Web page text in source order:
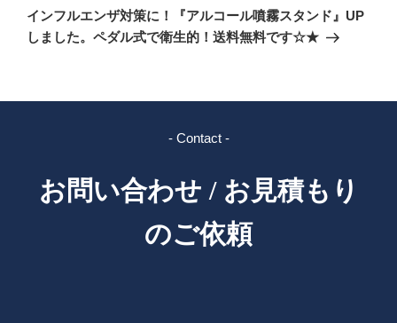
ー
シ
の
投
インフルエンザ対策に！『アルコール噴霧スタンド』UP
しました。ペダル式で衛生的！送料無料です☆★
- Contact -
お問い合わせ / お見積もり
のご依頼